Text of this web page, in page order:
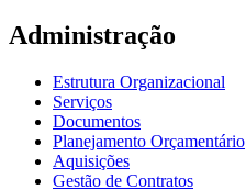
Administração
Estrutura Organizacional
Serviços
Documentos
Planejamento Orçamentário
Aquisições
Gestão de Contratos